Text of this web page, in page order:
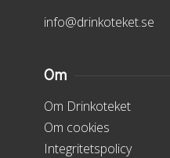
info@drinkoteket.se
Om
Om Drinkoteket
Om cookies
Integritetspolicy